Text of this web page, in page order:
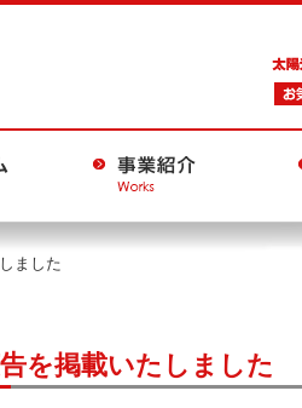
ました
を掲載いたしました